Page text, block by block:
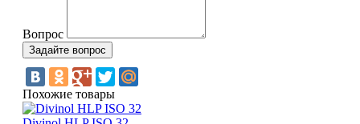
Вопрос
Похожие товары